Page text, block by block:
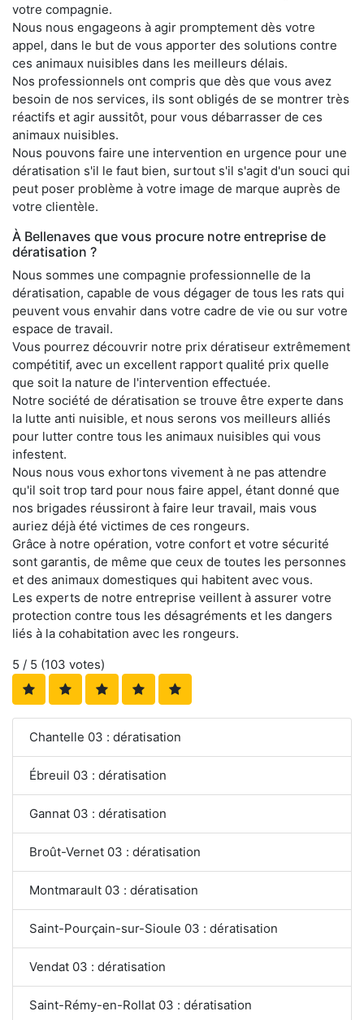
votre compagnie.
Nous nous engageons à agir promptement dès votre
appel, dans le but de vous apporter des solutions contre
ces animaux nuisibles dans les meilleurs délais.
Nos professionnels ont compris que dès que vous avez
besoin de nos services, ils sont obligés de se montrer très
réactifs et agir aussitôt, pour vous débarrasser de ces
animaux nuisibles.
Nous pouvons faire une intervention en urgence pour une
dératisation s'il le faut bien, surtout s'il s'agit d'un souci qui
peut poser problème à votre image de marque auprès de
votre clientèle.
À Bellenaves que vous procure notre entreprise de
dératisation ?
Nous sommes une compagnie professionnelle de la
dératisation, capable de vous dégager de tous les rats qui
peuvent vous envahir dans votre cadre de vie ou sur votre
espace de travail.
Vous pourrez découvrir notre prix dératiseur extrêmement
compétitif, avec un excellent rapport qualité prix quelle
que soit la nature de l'intervention effectuée.
Notre société de dératisation se trouve être experte dans
la lutte anti nuisible, et nous serons vos meilleurs alliés
pour lutter contre tous les animaux nuisibles qui vous
infestent.
Nous nous vous exhortons vivement à ne pas attendre
qu'il soit trop tard pour nous faire appel, étant donné que
nos brigades réussiront à faire leur travail, mais vous
auriez déjà été victimes de ces rongeurs.
Grâce à notre opération, votre confort et votre sécurité
sont garantis, de même que ceux de toutes les personnes
et des animaux domestiques qui habitent avec vous.
Les experts de notre entreprise veillent à assurer votre
protection contre tous les désagréments et les dangers
liés à la cohabitation avec les rongeurs.
5 / 5 (103 votes)
Chantelle 03 : dératisation
Ébreuil 03 : dératisation
Gannat 03 : dératisation
Broût-Vernet 03 : dératisation
Montmarault 03 : dératisation
Saint-Pourçain-sur-Sioule 03 : dératisation
Vendat 03 : dératisation
Saint-Rémy-en-Rollat 03 : dératisation